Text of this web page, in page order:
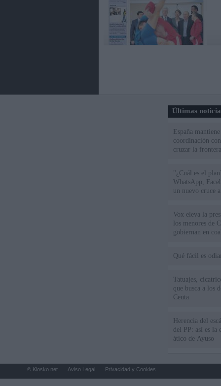
Últimas
España
coordinación
cruzar la
"¿Cuál es el
WhatsApp,
un nuevo cruce
Vox eleva la
los menores de
gobiernan en
Qué fácil es
Tatuajes,
que busca a los
Ceuta
Herencia del
del PP: así es la
ático de Ayuso
© Kiosko.net Aviso Legal Privacidad y Cookies